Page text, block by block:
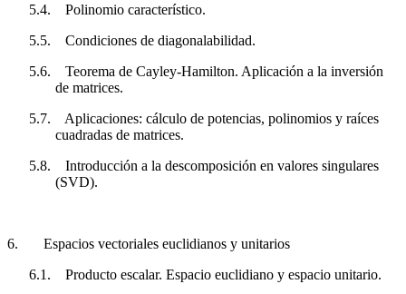
5.4.
Polinomio característico.
5.5.
Condiciones de diagonalabilidad.
5.6.
Teorema de Cayley-Hamilton. Aplicación a la inversión
de matrices.
5.7.
Aplicaciones: cálculo de potencias, polinomios y raíces
cuadradas de matrices.
5.8.
Introducción a la descomposición en valores singulares
(SVD).
6.
Espacios vectoriales euclidianos y unitarios
6.1.
Producto escalar. Espacio euclidiano y espacio unitario.